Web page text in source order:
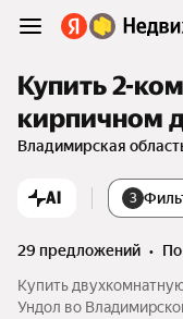
Купить 2-
кирпичном
Владимирская
AI 3
29 предложений •
Купить
Ундол во